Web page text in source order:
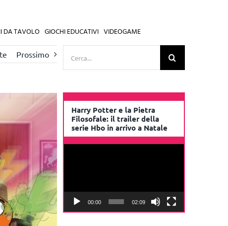
DA TAVOLO GIOCHI EDUCATIVI VIDEOGAME
Prossimo
Harry Potter e la Pietra
Filosofale: il trailer della
serie Hbo in arrivo a Natale
00:00 02:09